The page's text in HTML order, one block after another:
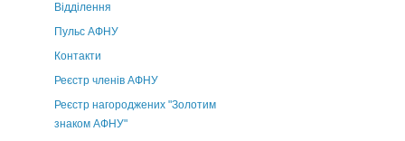
Відділення
Пульс АФНУ
Контакти
Реєстр членів АФНУ
Реєстр нагороджених "Золотим
знаком АФНУ"